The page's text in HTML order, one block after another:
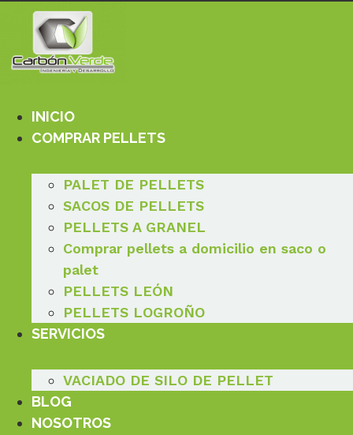
contenido
INICIO
COMPRAR PELLETS
PALET DE PELLETS
SACOS DE PELLETS
PELLETS A GRANEL
Comprar pellets a domicilio en saco o
palet
PELLETS LEÓN
PELLETS LOGROÑO
SERVICIOS
VACIADO DE SILO DE PELLET
BLOG
NOSOTROS